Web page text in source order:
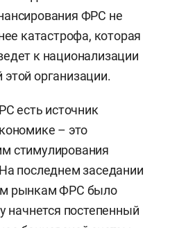
ФРС не
катастрофа, которая
к национализации
организации.
есть источник
– это
стимулирования
последнем заседании
рынкам ФРС было
начнется постепенный